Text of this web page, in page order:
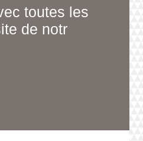
toutes les
de notr